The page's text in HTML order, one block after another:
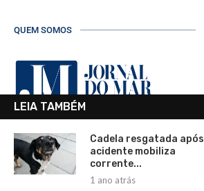
QUEM SOMOS
R. Manoel de Matos Pereira, 40 -
Centro, Torres - RS, 95560-000
Telefone: (51) 3664-4188
LEIA TAMBÉM
Cadela resgatada após
acidente mobiliza
corrente...
1 ano atrás